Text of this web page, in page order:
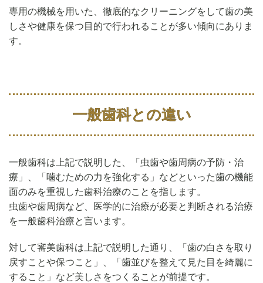
専用の機械を用いた、徹底的なクリーニングをして歯の美
しさや健康を保つ目的で行われることが多い傾向にありま
す。
一般歯科との違い
一般歯科は上記で説明した、「虫歯や歯周病の予防・治
療」、「噛むための力を強化する」などといった歯の機能
面のみを重視した歯科治療のことを指します。
虫歯や歯周病など、医学的に治療が必要と判断される治療
を一般歯科治療と言います。
対して審美歯科は上記で説明した通り、「歯の白さを取り
戻すことや保つこと」、「歯並びを整えて見た目を綺麗に
すること」など美しさをつくることが前提です。